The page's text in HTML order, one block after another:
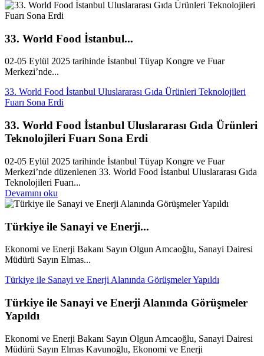
33. World Food İstanbul...
02-05 Eylül 2025 tarihinde İstanbul Tüyap Kongre ve Fuar
Merkezi’nde...
33. World Food İstanbul Uluslararası Gıda Ürünleri Teknolojileri
Fuarı Sona Erdi
33. World Food İstanbul Uluslararası Gıda Ürünleri
Teknolojileri Fuarı Sona Erdi
02-05 Eylül 2025 tarihinde İstanbul Tüyap Kongre ve Fuar
Merkezi’nde düzenlenen 33. World Food İstanbul Uluslararası Gıda
Teknolojileri Fuarı...
Devamını oku
Türkiye ile Sanayi ve Enerji...
Ekonomi ve Enerji Bakanı Sayın Olgun Amcaoğlu, Sanayi Dairesi
Müdürü Sayın Elmas...
Türkiye ile Sanayi ve Enerji Alanında Görüşmeler Yapıldı
Türkiye ile Sanayi ve Enerji Alanında Görüşmeler
Yapıldı
Ekonomi ve Enerji Bakanı Sayın Olgun Amcaoğlu, Sanayi Dairesi
Müdürü Sayın Elmas Kavunoğlu, Ekonomi ve Enerji